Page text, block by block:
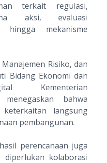
terkait regulasi,
aksi, evaluasi
hingga mekanisme
Risiko, dan
Bidang Ekonomi dan
Kementerian
menegaskan bahwa
langsung
pembangunan.
perencanaan juga
kolaborasi